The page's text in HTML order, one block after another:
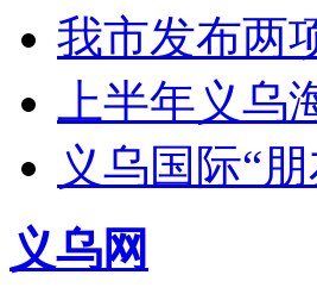
我市发布两
上半年义
义乌国际“
义乌网